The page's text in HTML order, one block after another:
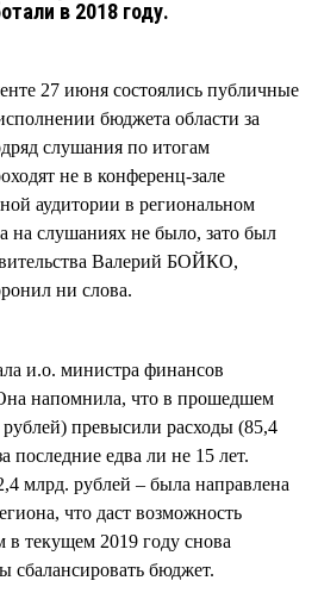
в 2018 году.
27 июня состоялись публичные
бюджета области за
слушания по итогам
не в конференц-зале
аудитории в региональном
на слушаниях не было, зато был
Валерий БОЙКО,
ни слова.
и.о. министра финансов
напомнила, что в прошедшем
превысили расходы (85,4
последние едва ли не 15 лет.
млрд. рублей – была направлена
что даст возможность
текущем 2019 году снова
сбалансировать бюджет.